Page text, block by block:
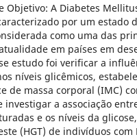
Objetivo: A Diabetes
por um estado
como uma das
em países em
estudo foi verificar a
níveis glicêmicos,
de massa corporal (IMC)
investigar a associação
e os níveis da
(HGT) de indivíduos com